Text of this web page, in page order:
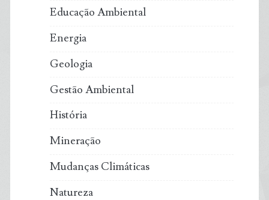
Educação Ambiental
Energia
Geologia
Gestão Ambiental
História
Mineração
Mudanças Climáticas
Natureza